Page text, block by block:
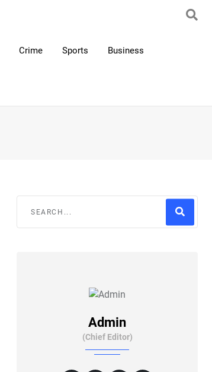
Crime Sports Business
Admin
(Chief Editor)